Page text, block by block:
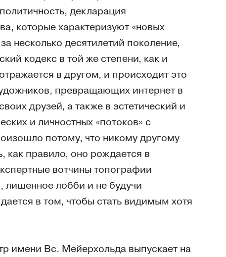
декларация
которые характеризуют «новых
несколько десятилетий поколение,
кодекс в той же степени, как и
в другом, и происходит это
превращающих интернет в
друзей, а также в эстетический и
и личностных «потоков» с
потому, что никому другому
как правило, оно рождается в
вотчины топографии
лишенное лобби и не будучи
в том, чтобы стать видимым хотя
имени Вс. Мейерхольда выпускает на